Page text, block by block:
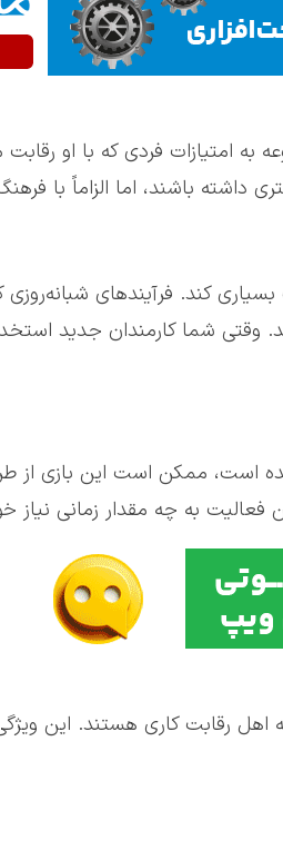
به امتیازات فردی که با او
باشند، اما الزاماً با
کند. فرآیندهای شبانه‌روزی
شما کارمندان جدید
ممکن است این بازی از
به چه مقدار زمانی نیاز
اهل رقابت کاری هستند. این